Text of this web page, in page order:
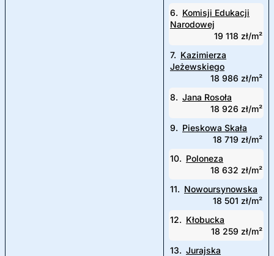
6. Komisji Edukacji
Narodowej
19 118 zł/m²
7. Kazimierza
Jeżewskiego
18 986 zł/m²
8. Jana Rosoła
18 926 zł/m²
9. Pieskowa Skała
18 719 zł/m²
10. Poloneza
18 632 zł/m²
11. Nowoursynowska
18 501 zł/m²
12. Kłobucka
18 259 zł/m²
13. Jurajska